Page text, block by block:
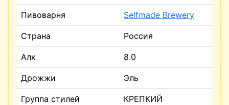
Пивоварня Selfmade Brewery
Страна Россия
Алк 8.0
Дрожжи Эль
Группа стилей
КРЕПКИЙ